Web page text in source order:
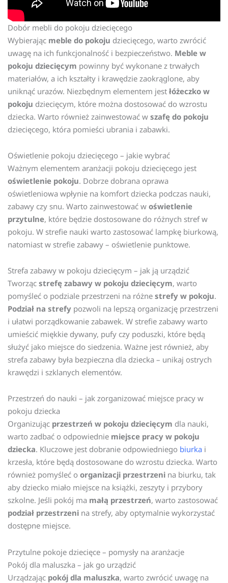
Dobór mebli do pokoju dziecięcego
Wybierając meble do pokoju dziecięcego, warto zwrócić
uwagę na ich funkcjonalność i bezpieczeństwo. Meble w
pokoju dziecięcym powinny być wykonane z trwałych
materiałów, a ich kształty i krawędzie zaokrąglone, aby
uniknąć urazów. Niezbędnym elementem jest łóżeczko w
pokoju dziecięcym, które można dostosować do wzrostu
dziecka. Warto również zainwestować w szafę do pokoju
dziecięcego, która pomieści ubrania i zabawki.
Oświetlenie pokoju dziecięcego – jakie wybrać
Ważnym elementem aranżacji pokoju dziecięcego jest
oświetlenie pokoju. Dobrze dobrana oprawa
oświetleniowa wpłynie na komfort dziecka podczas nauki,
zabawy czy snu. Warto zainwestować w oświetlenie
przytulne, które będzie dostosowane do różnych stref w
pokoju. W strefie nauki warto zastosować lampkę biurkową,
natomiast w strefie zabawy – oświetlenie punktowe.
Strefa zabawy w pokoju dziecięcym – jak ją urządzić
Tworząc strefę zabawy w pokoju dziecięcym, warto
pomyśleć o podziale przestrzeni na różne strefy w pokoju.
Podział na strefy pozwoli na lepszą organizację przestrzeni
i ułatwi porządkowanie zabawek. W strefie zabawy warto
umieścić miękkie dywany, pufy czy poduszki, które będą
służyć jako miejsce do siedzenia. Ważne jest również, aby
strefa zabawy była bezpieczna dla dziecka – unikaj ostrych
krawędzi i szklanych elementów.
Przestrzeń do nauki – jak zorganizować miejsce pracy w
pokoju dziecka
Organizując przestrzeń w pokoju dziecięcym dla nauki,
warto zadbać o odpowiednie miejsce pracy w pokoju
dziecka. Kluczowe jest dobranie odpowiedniego biurka i
krzesła, które będą dostosowane do wzrostu dziecka. Warto
również pomyśleć o organizacji przestrzeni na biurku, tak
aby dziecko miało miejsce na książki, zeszyty i przybory
szkolne. Jeśli pokój ma małą przestrzeń, warto zastosować
podział przestrzeni na strefy, aby optymalnie wykorzystać
dostępne miejsce.
Przytulne pokoje dziecięce – pomysły na aranżacje
Pokój dla maluszka – jak go urządzić
Urządzając pokój dla maluszka, warto zwrócić uwagę na